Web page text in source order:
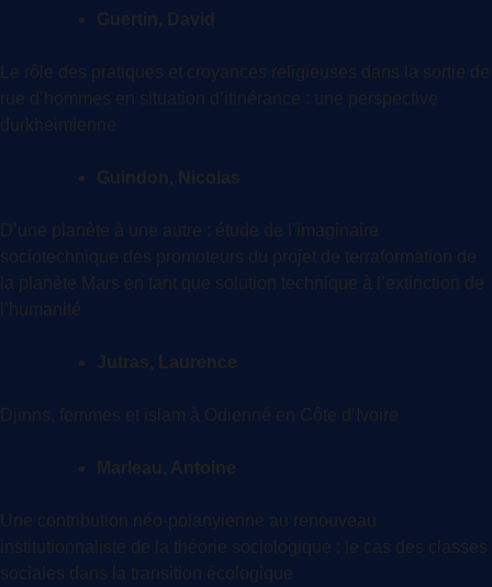
Guertin, David
Le rôle des pratiques et croyances religieuses dans la sortie de
rue d’hommes en situation d’itinérance : une perspective
durkheimienne
Guindon, Nicolas
D’une planète à une autre : étude de l’imaginaire
sociotechnique des promoteurs du projet de terraformation de
la planète Mars en tant que solution technique à l’extinction de
l’humanité
Jutras, Laurence
Djinns, femmes et islam à Odienné en Côte d’Ivoire
Marleau, Antoine
Une contribution néo-polanyienne au renouveau
institutionnaliste de la théorie sociologique : le cas des classes
sociales dans la transition écologique